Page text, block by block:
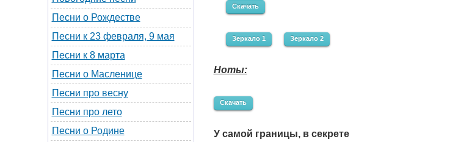
Песни о Рождестве
Песни к 23 февраля, 9 мая
Песни к 8 марта
Песни о Масленице
Песни про весну
Песни про лето
Песни о Родине
Скачать
Зеркало 1 Зеркало 2
Ноты:
Скачать
У самой границы, в секрете